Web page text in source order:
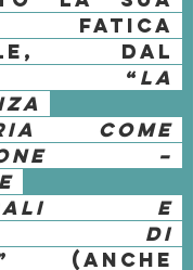
fatica
dal
“ La
come
–
e
di
(anche